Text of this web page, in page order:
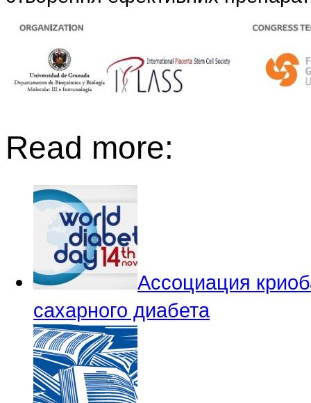
Read more:
Ассоциация
сахарного диабета